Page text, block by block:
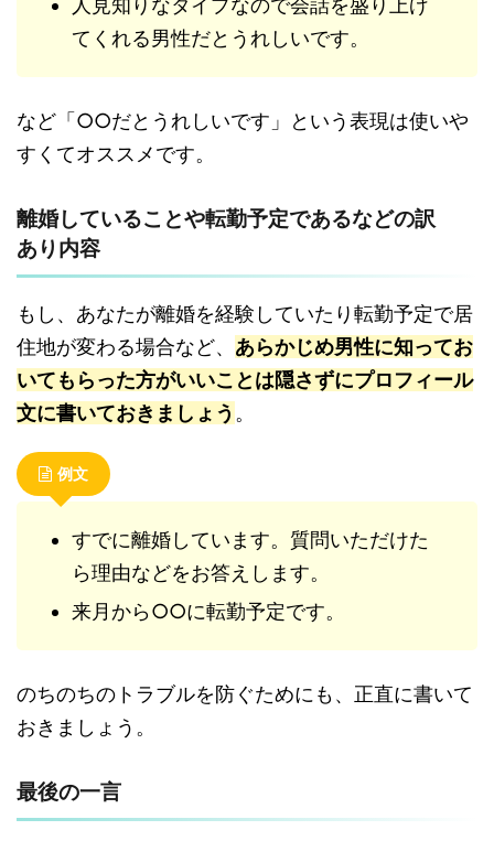
人見知りなタイプなので会話を盛り上げ
てくれる男性だとうれしいです。
など「○○だとうれしいです」という表現は使いや
すくてオススメです。
離婚していることや転勤予定であるなどの訳
あり内容
もし、あなたが離婚を経験していたり転勤予定で居
住地が変わる場合など、 あらかじめ男性に知ってお
いてもらった方がいいことは隠さずにプロフィール
文に書いておきましょう 。
例文
すでに離婚しています。質問いただけた
ら理由などをお答えします。
来月から○○に転勤予定です。
のちのちのトラブルを防ぐためにも、正直に書いて
おきましょう。
最後の一言